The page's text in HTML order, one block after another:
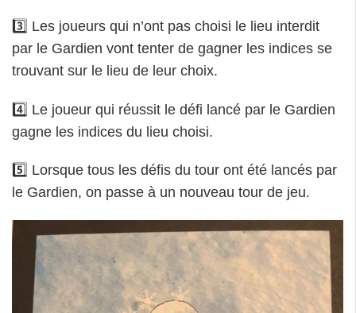
3️⃣ Les joueurs qui n’ont pas choisi le lieu interdit
par le Gardien vont tenter de gagner les indices se
trouvant sur le lieu de leur choix.
4️⃣ Le joueur qui réussit le défi lancé par le Gardien
gagne les indices du lieu choisi.
5️⃣ Lorsque tous les défis du tour ont été lancés par
le Gardien, on passe à un nouveau tour de jeu.